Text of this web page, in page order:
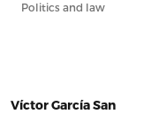
Politics and law
Víctor García San